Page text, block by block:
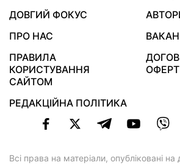
ДОВГИЙ ФОКУС
ПРО НАС
ПРАВИЛА
КОРИСТУВАННЯ
САЙТОМ
РЕДАКЦІЙНА ПОЛІТИКА
Всі права на матеріали, опубліковані